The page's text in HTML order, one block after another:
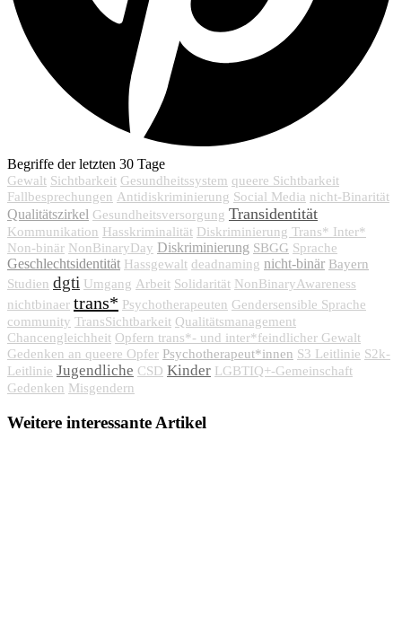
Begriffe der letzten 30 Tage
Gewalt Sichtbarkeit Gesundheitssystem queere Sichtbarkeit
Fallbesprechungen Antidiskriminierung Social Media nicht-Binarität
Qualitätszirkel Gesundheitsversorgung Transidentität
Kommunikation Hasskriminalität Diskriminierung Trans* Inter*
Non-binär NonBinaryDay Diskriminierung SBGG Sprache
Geschlechtsidentität Hassgewalt deadnaming nicht-binär Bayern
Studien dgti Umgang Arbeit Solidarität NonBinaryAwareness
nichtbinaer trans* Psychotherapeuten Gendersensible Sprache
community TransSichtbarkeit Qualitätsmanagement
Chancengleichheit Opfern trans*- und inter*feindlicher Gewalt
Gedenken an queere Opfer Psychotherapeut*innen S3 Leitlinie S2k-
Leitlinie Jugendliche CSD Kinder LGBTIQ+-Gemeinschaft
Gedenken Misgendern
Weitere interessante Artikel